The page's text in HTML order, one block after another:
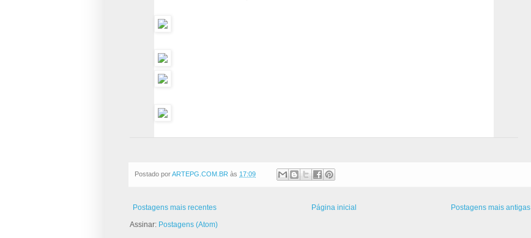
Postado porARTEPG.COM.BR às 17:09
Postagens mais recentes Postagens mais antigas
Página inicial
Assinar: Postagens (Atom)